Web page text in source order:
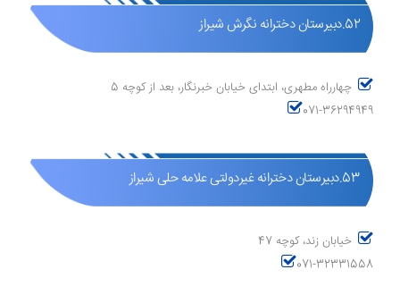
52.دبیرستان دخترانه نگرش شیراز
چهارراه مطهری، ابتدای خیابان خبرنگار، بعد از کوچه 5
071-36294949
53.دبیرستان دخترانه غیردولتی علامه حلی شیراز
خیابان زند، کوچه 47
071-32331558